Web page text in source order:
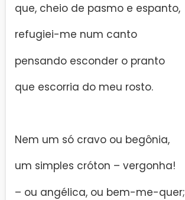
que, cheio de pasmo e espanto,
refugiei-me num canto
pensando esconder o pranto
que escorria do meu rosto.
Nem um só cravo ou begônia,
um simples cróton – vergonha!
– ou angélica, ou bem-me-quer;